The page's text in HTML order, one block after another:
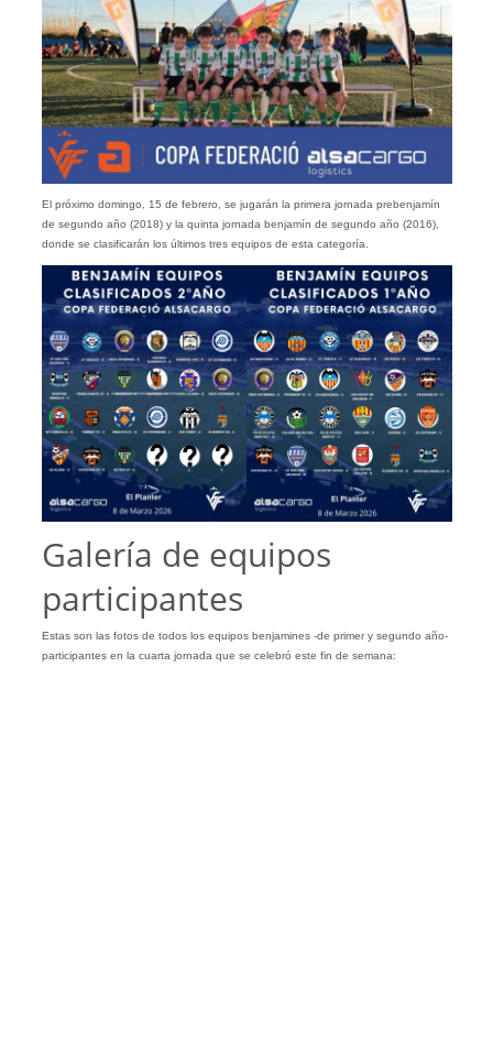
El próximo domingo, 15 de febrero, se jugarán la primera jornada prebenjamín
de segundo año (2018) y la quinta jornada benjamín de segundo año (2016),
donde se clasificarán los últimos tres equipos de esta categoría.
Galería de equipos
participantes
Estas son las fotos de todos los equipos benjamines -de primer y segundo año-
participantes en la cuarta jornada que se celebró este fin de semana: